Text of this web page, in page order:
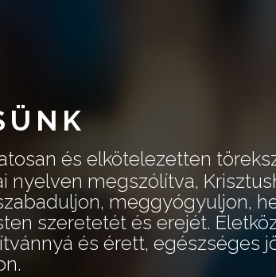
és elkötelezetten
nyelven megszólítva,
meggyógyuljon,
szeretetét és erejét.
és érett, egészséges